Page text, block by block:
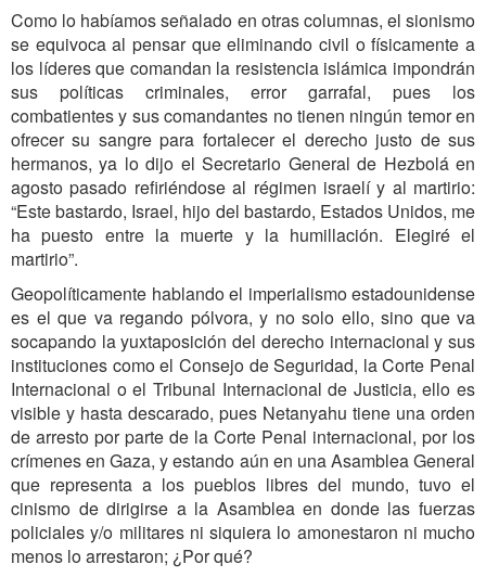
Como lo habíamos señalado en otras columnas, el sionismo
se equivoca al pensar que eliminando civil o físicamente a
los líderes que comandan la resistencia islámica impondrán
sus políticas criminales, error garrafal, pues los
combatientes y sus comandantes no tienen ningún temor en
ofrecer su sangre para fortalecer el derecho justo de sus
hermanos, ya lo dijo el Secretario General de Hezbolá en
agosto pasado refiriéndose al régimen israelí y al martirio:
“Este bastardo, Israel, hijo del bastardo, Estados Unidos, me
ha puesto entre la muerte y la humillación. Elegiré el
martirio”.
Geopolíticamente hablando el imperialismo estadounidense
es el que va regando pólvora, y no solo ello, sino que va
socapando la yuxtaposición del derecho internacional y sus
instituciones como el Consejo de Seguridad, la Corte Penal
Internacional o el Tribunal Internacional de Justicia, ello es
visible y hasta descarado, pues Netanyahu tiene una orden
de arresto por parte de la Corte Penal internacional, por los
crímenes en Gaza, y estando aún en una Asamblea General
que representa a los pueblos libres del mundo, tuvo el
cinismo de dirigirse a la Asamblea en donde las fuerzas
policiales y/o militares ni siquiera lo amonestaron ni mucho
menos lo arrestaron; ¿Por qué?